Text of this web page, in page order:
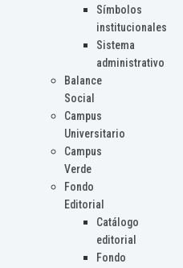
Símbolos
institucionales
Sistema
administrativo
Balance
Social
Campus
Universitario
Campus
Verde
Fondo
Editorial
Catálogo
editorial
Fondo